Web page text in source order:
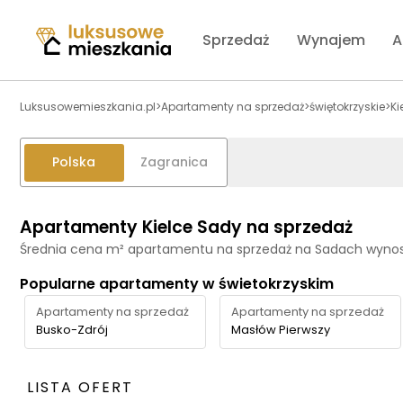
Sprzedaż Wynajem
Luksusowemieszkania.pl>Apartamenty na sprzedaż>świętokrzyskie>
Polska Zagranica
Apartamenty Kielce Sady na sprzedaż
Średnia cena m² apartamentu na sprzedaż na Sadach
Popularne apartamenty w świetokrzyskim
Apartamenty na sprzedaż
Busko-Zdrój
Apartamenty na sprzedaż
Masłów Pierwszy
LISTA OFERT